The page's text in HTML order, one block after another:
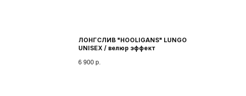
ЛОНГСЛИВ "HOOLIGANS" LUNGO
UNISEX / велюр эффект
6 900 р.
КОНТАКТЫ
ДОСТАВКА И ОПЛАТА